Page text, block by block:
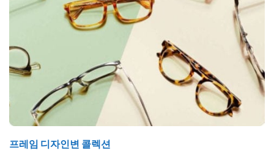
프레임 디자인변 콜렉션